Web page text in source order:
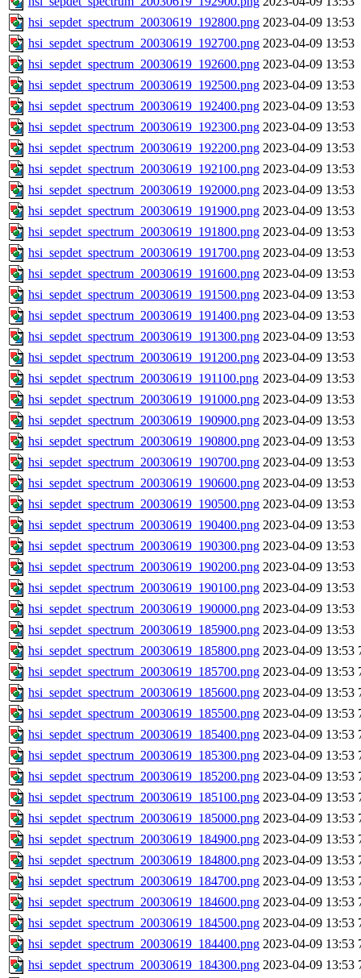
hsi_sepdet_spectrum_20030619_192800.png 2023-04-09 13:53
hsi_sepdet_spectrum_20030619_192700.png 2023-04-09 13:53
hsi_sepdet_spectrum_20030619_192600.png 2023-04-09 13:53
hsi_sepdet_spectrum_20030619_192500.png 2023-04-09 13:53
hsi_sepdet_spectrum_20030619_192400.png 2023-04-09 13:53
hsi_sepdet_spectrum_20030619_192300.png 2023-04-09 13:53
hsi_sepdet_spectrum_20030619_192200.png 2023-04-09 13:53
hsi_sepdet_spectrum_20030619_192100.png 2023-04-09 13:53
hsi_sepdet_spectrum_20030619_192000.png 2023-04-09 13:53
hsi_sepdet_spectrum_20030619_191900.png 2023-04-09 13:53
hsi_sepdet_spectrum_20030619_191800.png 2023-04-09 13:53
hsi_sepdet_spectrum_20030619_191700.png 2023-04-09 13:53
hsi_sepdet_spectrum_20030619_191600.png 2023-04-09 13:53
hsi_sepdet_spectrum_20030619_191500.png 2023-04-09 13:53
hsi_sepdet_spectrum_20030619_191400.png 2023-04-09 13:53
hsi_sepdet_spectrum_20030619_191300.png 2023-04-09 13:53
hsi_sepdet_spectrum_20030619_191200.png 2023-04-09 13:53
hsi_sepdet_spectrum_20030619_191100.png 2023-04-09 13:53
hsi_sepdet_spectrum_20030619_191000.png 2023-04-09 13:53
hsi_sepdet_spectrum_20030619_190900.png 2023-04-09 13:53
hsi_sepdet_spectrum_20030619_190800.png 2023-04-09 13:53
hsi_sepdet_spectrum_20030619_190700.png 2023-04-09 13:53
hsi_sepdet_spectrum_20030619_190600.png 2023-04-09 13:53
hsi_sepdet_spectrum_20030619_190500.png 2023-04-09 13:53
hsi_sepdet_spectrum_20030619_190400.png 2023-04-09 13:53
hsi_sepdet_spectrum_20030619_190300.png 2023-04-09 13:53
hsi_sepdet_spectrum_20030619_190200.png 2023-04-09 13:53
hsi_sepdet_spectrum_20030619_190100.png 2023-04-09 13:53
hsi_sepdet_spectrum_20030619_190000.png 2023-04-09 13:53
hsi_sepdet_spectrum_20030619_185900.png 2023-04-09 13:53
hsi_sepdet_spectrum_20030619_185800.png 2023-04-09 13:53
hsi_sepdet_spectrum_20030619_185700.png 2023-04-09 13:53
hsi_sepdet_spectrum_20030619_185600.png 2023-04-09 13:53
hsi_sepdet_spectrum_20030619_185500.png 2023-04-09 13:53
hsi_sepdet_spectrum_20030619_185400.png 2023-04-09 13:53
hsi_sepdet_spectrum_20030619_185300.png 2023-04-09 13:53
hsi_sepdet_spectrum_20030619_185200.png 2023-04-09 13:53
hsi_sepdet_spectrum_20030619_185100.png 2023-04-09 13:53
hsi_sepdet_spectrum_20030619_185000.png 2023-04-09 13:53
hsi_sepdet_spectrum_20030619_184900.png 2023-04-09 13:53
hsi_sepdet_spectrum_20030619_184800.png 2023-04-09 13:53
hsi_sepdet_spectrum_20030619_184700.png 2023-04-09 13:53
hsi_sepdet_spectrum_20030619_184600.png 2023-04-09 13:53
hsi_sepdet_spectrum_20030619_184500.png 2023-04-09 13:53
hsi_sepdet_spectrum_20030619_184400.png 2023-04-09 13:53
hsi_sepdet_spectrum_20030619_184300.png 2023-04-09 13:53